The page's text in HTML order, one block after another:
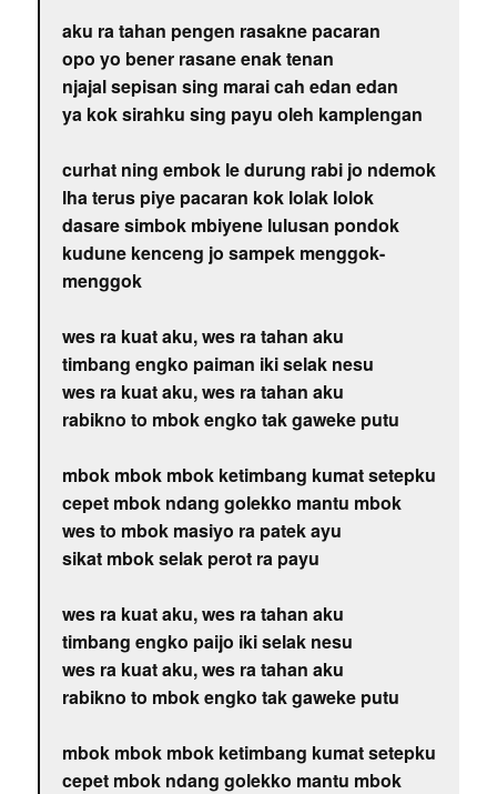
aku ra tahan pengen rasakne pacaran
opo yo bener rasane enak tenan
njajal sepisan sing marai cah edan edan
ya kok sirahku sing payu oleh kamplengan
curhat ning embok le durung rabi jo ndemok
lha terus piye pacaran kok lolak lolok
dasare simbok mbiyene lulusan pondok
kudune kenceng jo sampek menggok-
menggok
wes ra kuat aku, wes ra tahan aku
timbang engko paiman iki selak nesu
wes ra kuat aku, wes ra tahan aku
rabikno to mbok engko tak gaweke putu
mbok mbok mbok ketimbang kumat setepku
cepet mbok ndang golekko mantu mbok
wes to mbok masiyo ra patek ayu
sikat mbok selak perot ra payu
wes ra kuat aku, wes ra tahan aku
timbang engko paijo iki selak nesu
wes ra kuat aku, wes ra tahan aku
rabikno to mbok engko tak gaweke putu
mbok mbok mbok ketimbang kumat setepku
cepet mbok ndang golekko mantu mbok